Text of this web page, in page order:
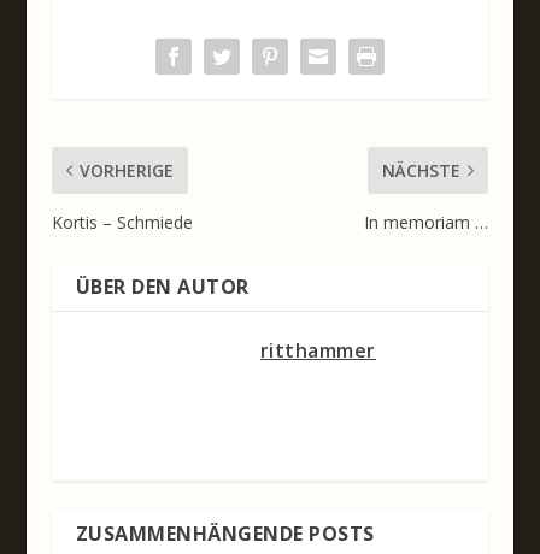
VORHERIGE
Kortis – Schmiede
NÄCHSTE
In memoriam …
ÜBER DEN AUTOR
ritthammer
ZUSAMMENHÄNGENDE POSTS